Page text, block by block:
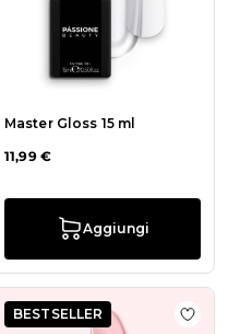
Master Gloss 15 ml
11,99 €
Aggiungi
alla wishlist Master Rose
BESTSELLER